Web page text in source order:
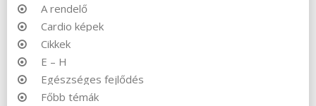
A rendelő
Cardio képek
Cikkek
E – H
Egészséges fejlődés
Főbb témák